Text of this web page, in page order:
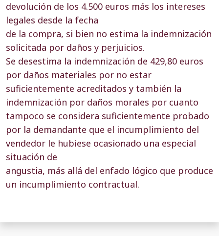
devolución de los 4.500 euros más los intereses
legales desde la fecha
de la compra, si bien no estima la indemnización
solicitada por daños y perjuicios.
Se desestima la indemnización de 429,80 euros
por daños materiales por no estar
suficientemente acreditados y también la
indemnización por daños morales por cuanto
tampoco se considera suficientemente probado
por la demandante que el incumplimiento del
vendedor le hubiese ocasionado una especial
situación de
angustia, más allá del enfado lógico que produce
un incumplimiento contractual.